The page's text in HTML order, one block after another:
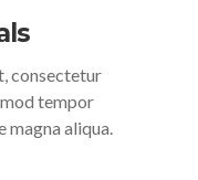
consectetur
tempor
magna aliqua.